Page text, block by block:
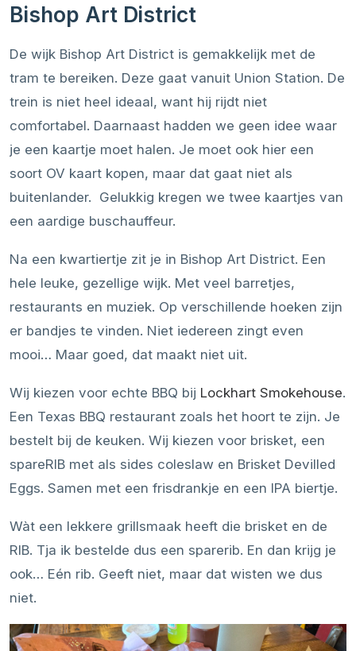
Bishop Art District
De wijk Bishop Art District is gemakkelijk met de
tram te bereiken. Deze gaat vanuit Union Station. De
trein is niet heel ideaal, want hij rijdt niet
comfortabel. Daarnaast hadden we geen idee waar
je een kaartje moet halen. Je moet ook hier een
soort OV kaart kopen, maar dat gaat niet als
buitenlander. Gelukkig kregen we twee kaartjes van
een aardige buschauffeur.
Na een kwartiertje zit je in Bishop Art District. Een
hele leuke, gezellige wijk. Met veel barretjes,
restaurants en muziek. Op verschillende hoeken zijn
er bandjes te vinden. Niet iedereen zingt even
mooi… Maar goed, dat maakt niet uit.
Wij kiezen voor echte BBQ bij Lockhart Smokehouse.
Een Texas BBQ restaurant zoals het hoort te zijn. Je
bestelt bij de keuken. Wij kiezen voor brisket, een
spareRIB met als sides coleslaw en Brisket Devilled
Eggs. Samen met een frisdrankje en een IPA biertje.
Wàt een lekkere grillsmaak heeft die brisket en de
RIB. Tja ik bestelde dus een sparerib. En dan krijg je
ook… Eén rib. Geeft niet, maar dat wisten we dus
niet.